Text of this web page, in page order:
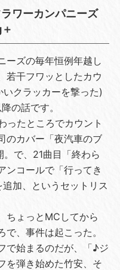
ワーカンパニーズ
ーズの毎年恒例年越し
若干フワッとしたカウ
クラッカーを撃った)
の話です。
ったところでカウント
のカバー「夜汽車のブ
で、21曲目「終わら
ンコールで「行ってき
加、というセットリス
ちょっとMCしてから
で、事件は起こった。
で始まるのだが、「♪ジ
を弾き始めた竹安、そ